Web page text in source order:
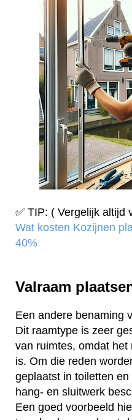
✅ TIP: ( Vergelijk altijd
Wat kosten Kozijnen
40%‎
Valraam
Een andere benaming
Dit raamtype is zeer
van ruimtes, omdat
is. Om die reden
geplaatst in toiletten
hang- en sluitwerk
Een goed voorbeeld